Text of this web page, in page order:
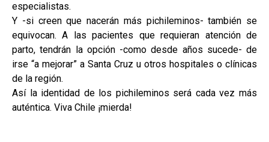
especialistas.
Y -si creen que nacerán más pichileminos- también se
equivocan. A las pacientes que requieran atención de
parto, tendrán la opción -como desde años sucede- de
irse “a mejorar” a Santa Cruz u otros hospitales o clínicas
de la región.
Así la identidad de los pichileminos será cada vez más
auténtica. Viva Chile ¡mierda!